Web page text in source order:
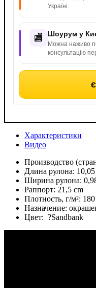
Україні.
🏬 Шоурум у
Можна наживо
консультацію
Характеристики
Видео
Производство
Длина рулона:
Ширина рулона:
Раппорт: 21,5 cm
Плотность, г/м²: 180
Назначение:
Цвет: ?Sandbank